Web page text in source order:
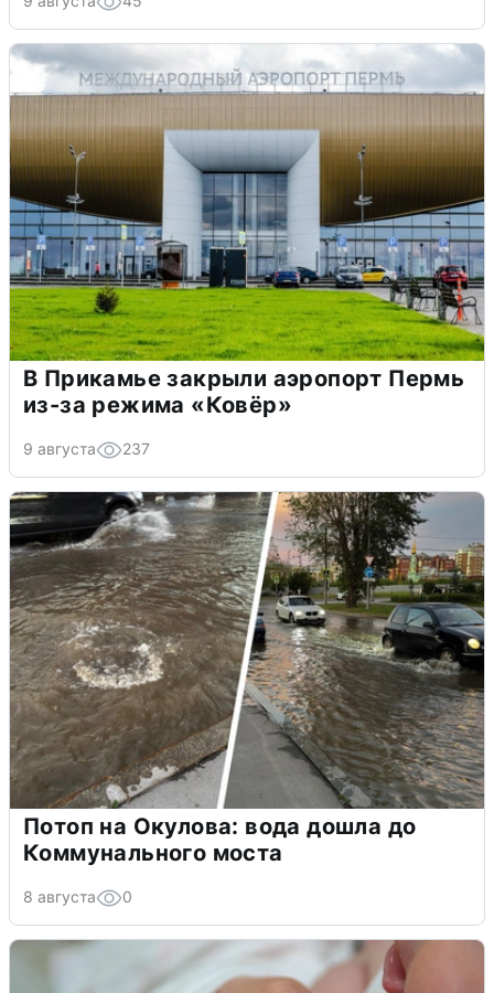
В Прикамье закрыли аэропорт Пермь
из-за режима «Ковёр»
9 августа 237
Потоп на Окулова: вода дошла до
Коммунального моста
8 августа 0